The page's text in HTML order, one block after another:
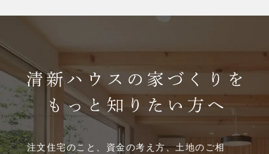
2025年2月
2025年1月
2024年12月
注文住宅のこと、資金の考え方、土地のご相